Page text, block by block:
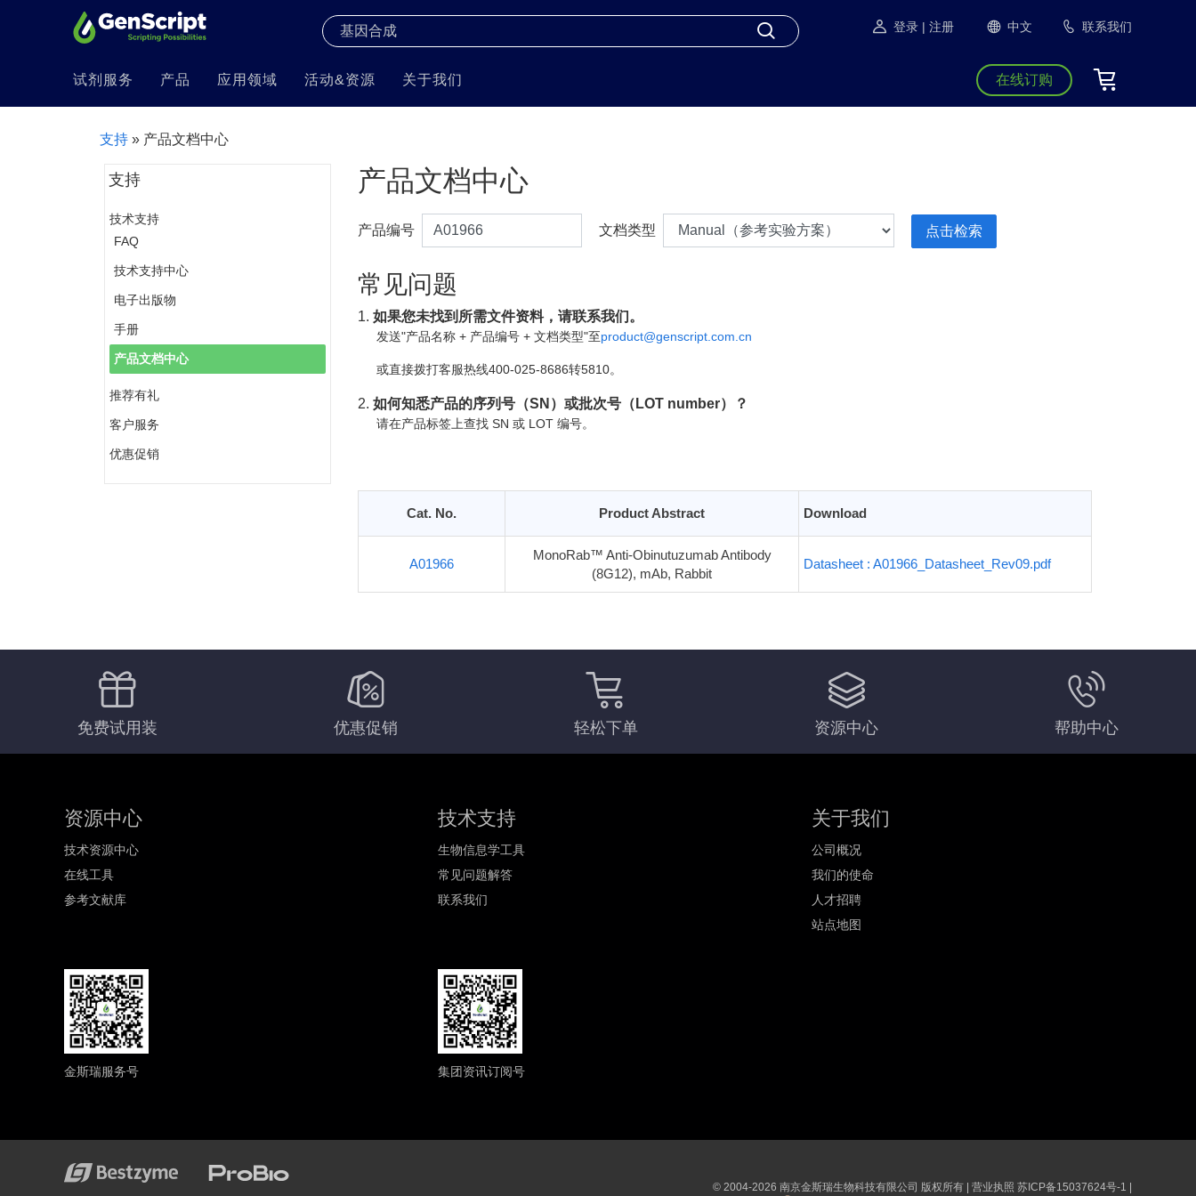
登录 | 注册 中文 联系我们
试剂服务 产品 应用领域 活动&资源 关于我们 在线订购
支持 » 产品文档中心
支持
技术支持
FAQ
技术支持中心
电子出版物
手册
产品文档中心
推荐有礼
客户服务
优惠促销
产品文档中心
产品编号 文档类型
常见问题
1. 如果您未找到所需文件资料，请联系我们。
发送"产品名称 + 产品编号 + 文档类型"至product@genscript.com.cn
或直接拨打客服热线400-025-8686转5810。
2. 如何知悉产品的序列号（SN）或批次号（LOT number）？
请在产品标签上查找 SN 或 LOT 编号。
Cat. No. Product Abstract Download
A01966
MonoRab™ Anti-Obinutuzumab Antibody
(8G12), mAb, Rabbit
Datasheet : A01966_Datasheet_Rev09.pdf
免费试用装 优惠促销 轻松下单 资源中心 帮助中心
资源中心
技术资源中心
在线工具
参考文献库
技术支持
生物信息学工具
常见问题解答
联系我们
关于我们
公司概况
我们的使命
人才招聘
站点地图
金斯瑞服务号 集团资讯订阅号
© 2004-2026 南京金斯瑞生物科技有限公司 版权所有 | 营业执照 苏ICP备15037624号-1 |